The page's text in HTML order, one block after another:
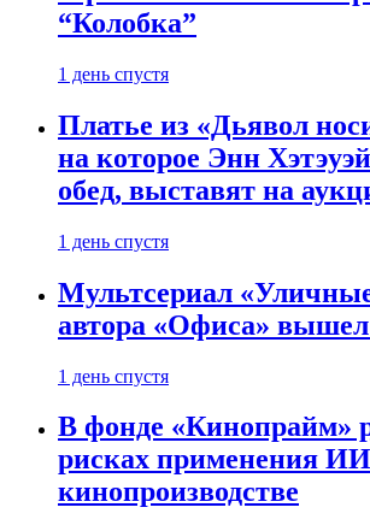
“Колобка”
1 день спустя
Платье из «Дьявол
на которое Энн
обед, выставят на
1 день спустя
Мультсериал
автора «Офиса»
1 день спустя
В фонде «Кинопрайм»
рисках применения
кинопроизводстве